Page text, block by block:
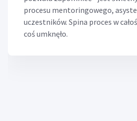
procesu mentoringowego,
uczestników. Spina proces w
coś umknęło.